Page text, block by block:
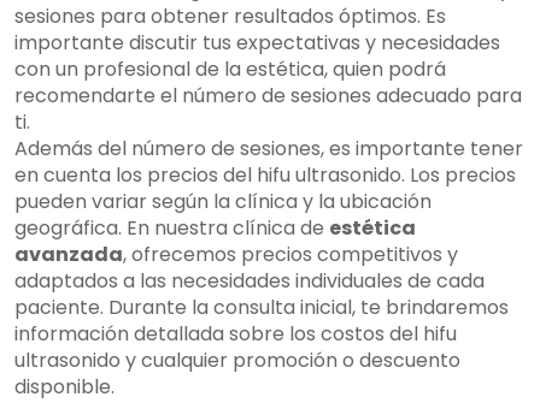
sesiones para obtener resultados óptimos. Es
importante discutir tus expectativas y necesidades
con un profesional de la estética, quien podrá
recomendarte el número de sesiones adecuado para
ti.
Además del número de sesiones, es importante tener
en cuenta los precios del hifu ultrasonido. Los precios
pueden variar según la clínica y la ubicación
geográfica. En nuestra clínica de estética
avanzada, ofrecemos precios competitivos y
adaptados a las necesidades individuales de cada
paciente. Durante la consulta inicial, te brindaremos
información detallada sobre los costos del hifu
ultrasonido y cualquier promoción o descuento
disponible.